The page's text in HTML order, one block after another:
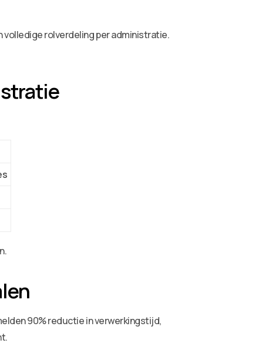
volledige rolverdeling per administratie.
90% reductie in verwerkingstijd,